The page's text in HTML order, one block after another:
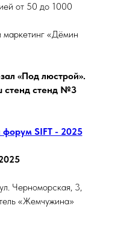
от 50 до 1000
маркетинг «Дёмин
«Под люстрой».
стенд стенд №3
SIFT - 2025
Черноморская, 3,
«Жемчужина»